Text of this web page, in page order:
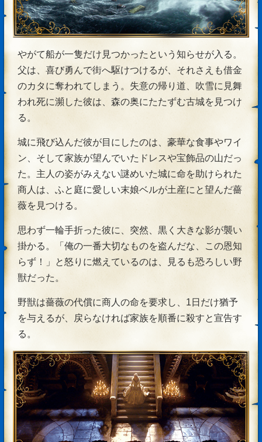
やがて船が一隻だけ見つかったという知らせが入る。
父は、喜び勇んで街へ駆けつけるが、それさえも借金
のカタに奪われてしまう。失意の帰り道、吹雪に見舞
われ死に瀕した彼は、森の奥にたたずむ古城を見つけ
る。
城に飛び込んだ彼が目にしたのは、豪華な食事やワイ
ン、そして家族が望んでいたドレスや宝飾品の山だっ
た。主人の姿がみえない謎めいた城に命を助けられた
商人は、ふと庭に愛しい末娘ベルが土産にと望んだ薔
薇を見つける。
思わず一輪手折った彼に、突然、黒く大きな影が襲い
掛かる。「俺の一番大切なものを盗んだな、この恩知
らず！」と怒りに燃えているのは、見るも恐ろしい野
獣だった。
野獣は薔薇の代償に商人の命を要求し、1日だけ猶予
を与えるが、戻らなければ家族を順番に殺すと宣告す
る。